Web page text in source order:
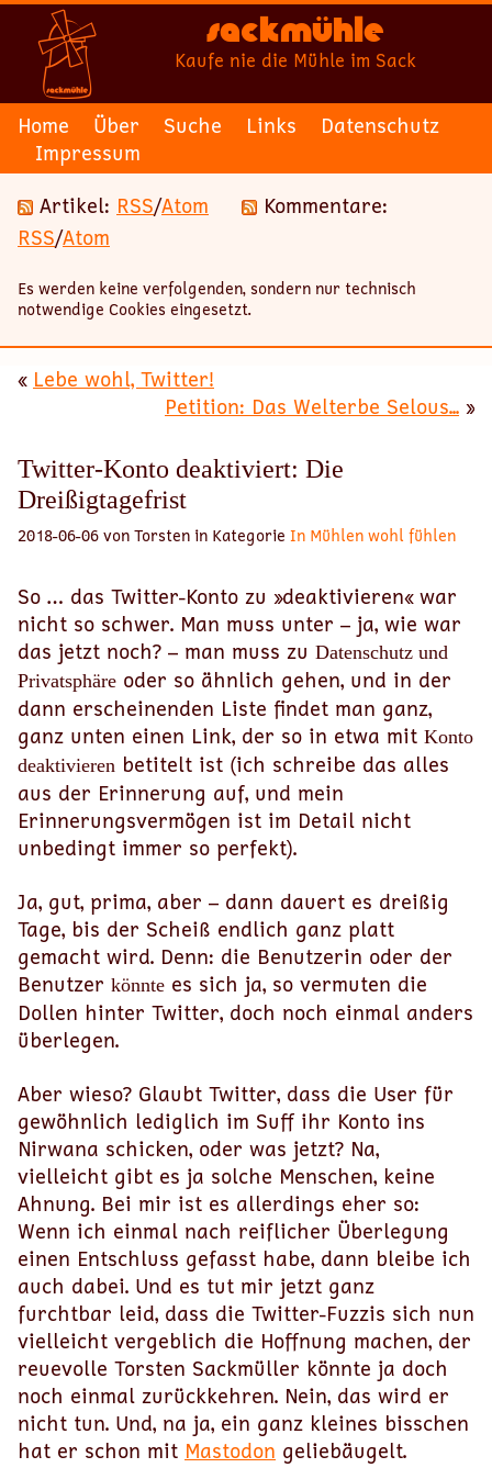
Sackmühle
Kaufe nie die Mühle im Sack
Home Über Suche Links
Datenschutz
Impressum
Artikel: RSS/Atom
Kommentare:
RSS/Atom
Es werden keine verfolgenden, sondern nur technisch
notwendige Cookies eingesetzt.
« Lebe wohl, Twitter!
Petition: Das Welterbe Selous... »
Twitter-Konto deaktiviert: Die
Dreißigtagefrist
2018-06-06 von Torsten in Kategorie In Mühlen wohl fühlen
So … das Twitter-Konto zu »deaktivieren« war
nicht so schwer. Man muss unter – ja, wie war
das jetzt noch? – man muss zu Datenschutz und
Privatsphäre oder so ähnlich gehen, und in der
dann erscheinenden Liste findet man ganz,
ganz unten einen Link, der so in etwa mit Konto
deaktivieren betitelt ist (ich schreibe das alles
aus der Erinnerung auf, und mein
Erinnerungsvermögen ist im Detail nicht
unbedingt immer so perfekt).
Ja, gut, prima, aber – dann dauert es dreißig
Tage, bis der Scheiß endlich ganz platt
gemacht wird. Denn: die Benutzerin oder der
Benutzer könnte es sich ja, so vermuten die
Dollen hinter Twitter, doch noch einmal anders
überlegen.
Aber wieso? Glaubt Twitter, dass die User für
gewöhnlich lediglich im Suff ihr Konto ins
Nirwana schicken, oder was jetzt? Na,
vielleicht gibt es ja solche Menschen, keine
Ahnung. Bei mir ist es allerdings eher so:
Wenn ich einmal nach reiflicher Überlegung
einen Entschluss gefasst habe, dann bleibe ich
auch dabei. Und es tut mir jetzt ganz
furchtbar leid, dass die Twitter-Fuzzis sich nun
vielleicht vergeblich die Hoffnung machen, der
reuevolle Torsten Sackmüller könnte ja doch
noch einmal zurückkehren. Nein, das wird er
nicht tun. Und, na ja, ein ganz kleines bisschen
hat er schon mit Mastodon geliebäugelt.